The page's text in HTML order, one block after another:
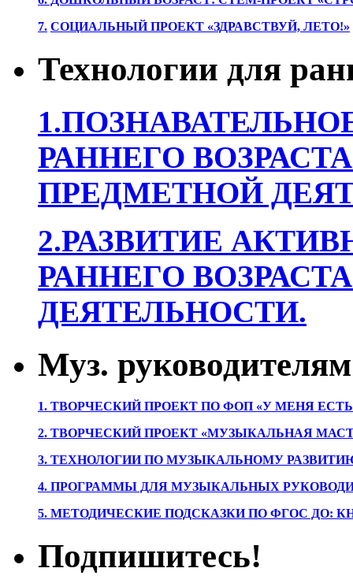
7. СОЦИАЛЬНЫЙ ПРОЕКТ «ЗДРАВСТВУЙ, ЛЕТО!»
Технологии для
РАННЕГО
ПРЕДМЕТНОЙ
2.РАЗВИТИЕ
РАННЕГО
ДЕЯТЕЛЬНОСТИ.
Муз. руководителям
1. ТВОРЧЕСКИЙ ПРОЕКТ ПО ФОП «У МЕНЯ
2. ТВОРЧЕСКИЙ ПРОЕКТ «МУЗЫКАЛЬНАЯ
3. ТЕХНОЛОГИИ ПО МУЗЫКАЛЬНОМУ
4. ПРОГРАММЫ ДЛЯ МУЗЫКАЛЬНЫХ
5. МЕТОДИЧЕСКИЕ ПОДСКАЗКИ ПО ФГОС ДО:
Подпишитесь!